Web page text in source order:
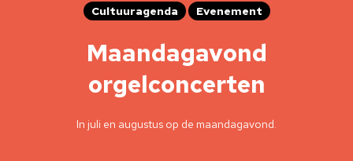
Cultuuragenda Evenement
Maandagavond
orgelconcerten
In juli en augustus op de maandagavond.